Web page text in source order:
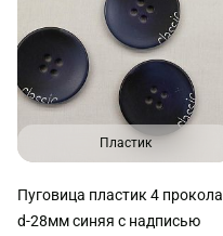
Пластик
Пуговица пластик 4 прокола
d-28мм синяя с надписью